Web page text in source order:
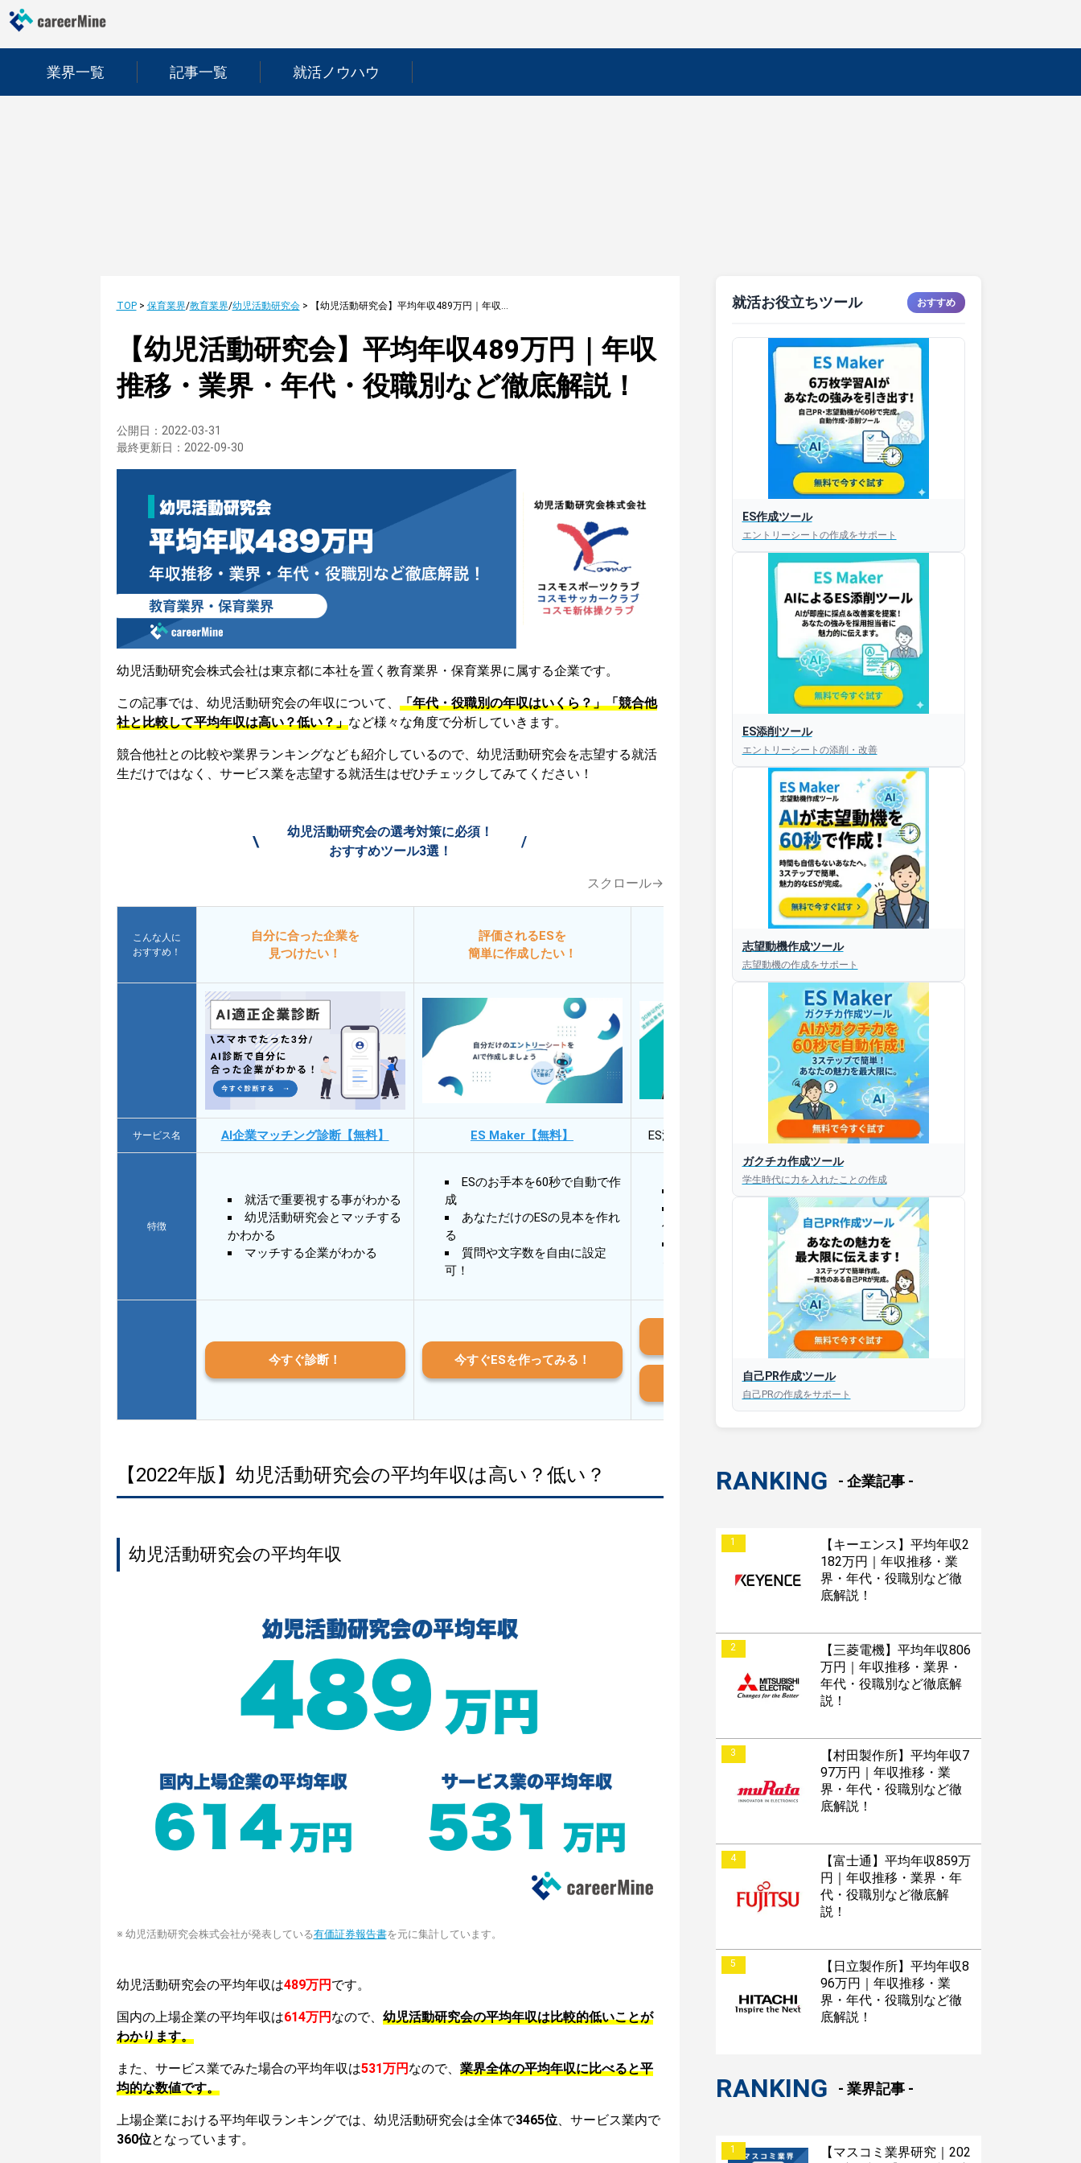
業界一覧 記事一覧 就活ノウハウ
TOP> 保育業界/教育業界/幼児活動研究会> 【幼児活動研究会】平均年収489万円｜年収推移・業界・年代・役職別など徹底解説！
【幼児活動研究会】平均年収489万円｜年収
推移・業界・年代・役職別など徹底解説！
公開日： 2022-03-31
最終更新日： 2022-09-30
幼児活動研究会株式会社は東京都に本社を置く教育業界・保育業界に属する企業です。
この記事では、幼児活動研究会の年収について、 「年代・役職別の年収はいくら？」「競合他
社と比較して平均年収は高い？低い？」など様々な角度で分析していきます。
競合他社との比較や業界ランキングなども紹介しているので、幼児活動研究会を志望する就活
生だけではなく、サービス業を志望する就活生はぜひチェックしてみてください！
\
幼児活動研究会の選考対策に必須！
おすすめツール3選！
/
スクロール→
こんな人に
おすすめ！
自分に合った企業を
見つけたい！
評価されるESを
簡単に作成したい！
添削してほしい！
サービス名 AI企業マッチング診断【無料】 ES Maker【無料】 ES添削・面接対策アプリ【無料】
特徴
就活で重要視する事がわかる
幼児活動研究会とマッチする
かわかる
マッチする企業がわかる
ESのお手本を60秒で自動で作
成
あなただけのESの見本を作れ
る
質問や文字数を自由に設定
可！
30秒以内にあなたのESを添削
30秒以内にあなただけのESを
作成
AIと対話して面接練習ができ
今すぐ診断！ 今すぐESを作ってみる！
iOS版はこちら
Android版はこちら
【2022年版】幼児活動研究会の平均年収は高い？低い？
幼児活動研究会の平均年収
※ 幼児活動研究会株式会社が発表している有価証券報告書を元に集計しています。
幼児活動研究会の平均年収は489万円 です。
国内の上場企業の平均年収は614万円 なので、 幼児活動研究会の平均年収は比較的低いことが
わかります。
また、サービス業でみた場合の平均年収は531万円 なので、 業界全体の平均年収に比べると平
均的な数値です。
上場企業における平均年収ランキングでは、幼児活動研究会は全体で3465位、サービス業内で
360位となっています。
就活お役立ちツール おすすめ
ES作成ツール
エントリーシートの作成をサポート
ES添削ツール
エントリーシートの添削・改善
志望動機作成ツール
志望動機の作成をサポート
ガクチカ作成ツール
学生時代に力を入れたことの作成
自己PR作成ツール
自己PRの作成をサポート
RANKING - 企業記事 -
1
【キーエンス】平均年収2
182万円｜年収推移・業
界・年代・役職別など徹
底解説！
2
【三菱電機】平均年収806
万円｜年収推移・業界・
年代・役職別など徹底解
説！
3
【村田製作所】平均年収7
97万円｜年収推移・業
界・年代・役職別など徹
底解説！
4
【富士通】平均年収859万
円｜年収推移・業界・年
代・役職別など徹底解
説！
5
【日立製作所】平均年収8
96万円｜年収推移・業
界・年代・役職別など徹
底解説！
RANKING - 業界記事 -
1
【マスコミ業界研究｜202